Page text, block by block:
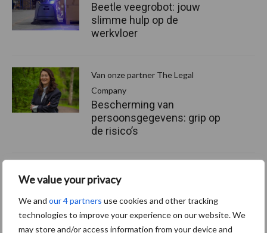
We value your privacy
We and our 4 partners use cookies and other tracking
technologies to improve your experience on our website. We
may store and/or access information from your device and
Beetle veegrobot: jouw
slimme hulp op de
werkvloer
Van onze partner The Legal
Company
Bescherming van
persoonsgegevens: grip op
de risico’s
arbeidscontracten kent
mitsen en maren